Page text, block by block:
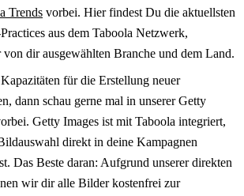
Trends vorbei. Hier findest Du die aktuellsten
aus dem Taboola Netzwerk,
von dir ausgewählten Branche und dem Land.
für die Erstellung neuer
dann schau gerne mal in unserer Getty
Getty Images ist mit Taboola integriert,
direkt in deine Kampagnen
Das Beste daran: Aufgrund unserer direkten
wir dir alle Bilder kostenfrei zur